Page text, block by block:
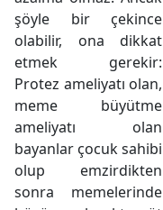
şöyle bir çekince
olabilir, ona dikkat
etmek gerekir:
Protez ameliyatı olan,
meme büyütme
ameliyatı olan
bayanlar çocuk sahibi
olup emzirdikten
sonra memelerinde